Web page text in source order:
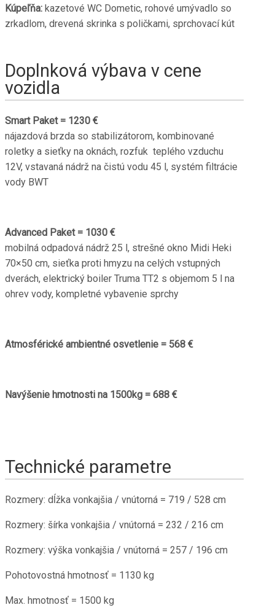
Kúpeľňa: kazetové WC Dometic, rohové umývadlo so
zrkadlom, drevená skrinka s poličkami, sprchovací kút
Doplnková výbava v cene
vozidla
Smart Paket = 1230 €
nájazdová brzda so stabilizátorom, kombinované
roletky a sieťky na oknách, rozfuk teplého vzduchu
12V, vstavaná nádrž na čistú vodu 45 l, systém filtrácie
vody BWT
Advanced Paket = 1030 €
mobilná odpadová nádrž 25 l, strešné okno Midi Heki
70×50 cm, sieťka proti hmyzu na celých vstupných
dverách, elektrický boiler Truma TT2 s objemom 5 l na
ohrev vody, kompletné vybavenie sprchy
Atmosférické ambientné osvetlenie = 568 €
Navýšenie hmotnosti na 1500kg = 688 €
Technické parametre
Rozmery: dĺžka vonkajšia / vnútorná = 719 / 528 cm
Rozmery: šírka vonkajšia / vnútorná = 232 / 216 cm
Rozmery: výška vonkajšia / vnútorná = 257 / 196 cm
Pohotovostná hmotnosť = 1130 kg
Max. hmotnosť = 1500 kg